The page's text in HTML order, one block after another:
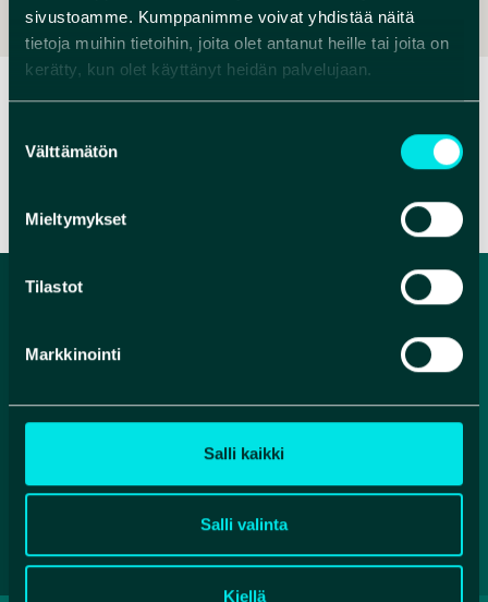
sivustoamme. Kumppanimme voivat yhdistää näitä
tietoja muihin tietoihin, joita olet antanut heille tai joita on
kerätty, kun olet käyttänyt heidän palvelujaan.
valinta
Välttämätön
Mieltymykset
Tilastot
Markkinointi
Salli kaikki
Salli valinta
Kiellä
VERKKOSIVUT
Facebook
Instagram
YouTube